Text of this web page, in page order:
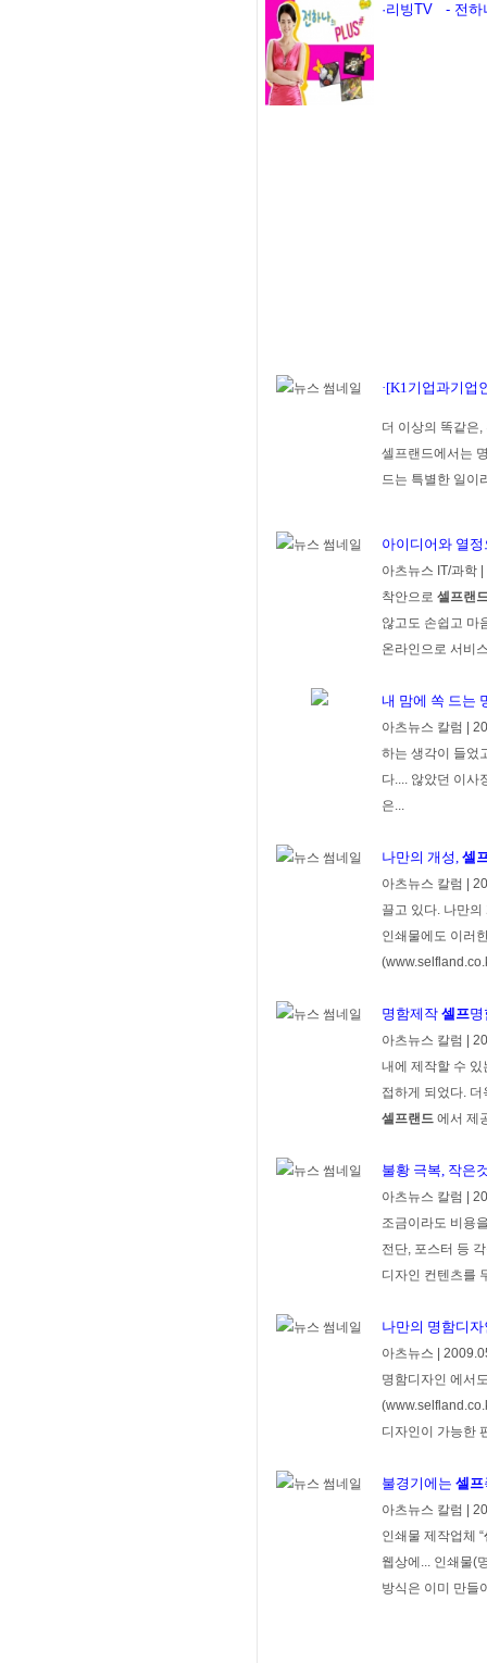
·리빙TV - 전
·[K1기업과기업
더 이상의 똑같은
셀프랜드에서는
드는 특별한 일이
아이디어와 열
아츠뉴스 IT/과학
착안으로 셀프랜
않고도 손쉽고 마
온라인으로 서비
내 맘에 쏙 드는
아츠뉴스 칼럼
하는 생각이 들었
다.... 않았던 이사
은...
나만의 개성, 셀
아츠뉴스 칼럼
끌고 있다. 나만
인쇄물에도 이러
명함제작 셀프명
아츠뉴스 칼럼
내에 제작할 수
접하게 되었다.
셀프랜드 에서 제
불황 극복, 작은
아츠뉴스 칼럼
조금이라도 비용
전단, 포스터 등
디자인 컨텐츠를
나만의 명함디자
아츠뉴스
명함디자인 에서
디자인이 가능한
불경기에는 셀프
아츠뉴스 칼럼
인쇄물 제작업체 “
웹상에... 인쇄물(
방식은 이미 만들